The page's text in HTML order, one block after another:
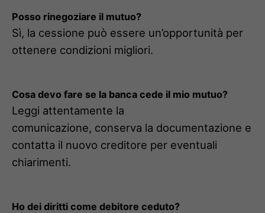
Posso rinegoziare il mutuo?
Sì, la cessione può essere un’opportunità per
ottenere condizioni migliori.
Cosa devo fare se la banca cede il mio mutuo?
Leggi attentamente la
comunicazione, conserva la documentazione e
contatta il nuovo creditore per eventuali
chiarimenti.
Ho dei diritti come debitore ceduto?